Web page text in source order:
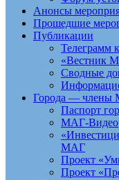
Анонсы
Прошедшие
Публикации
Телеграмм
«Вестник
Сводные
Города — члены
Паспорт
МАГ-Видео
МАГ
Проект
Проект